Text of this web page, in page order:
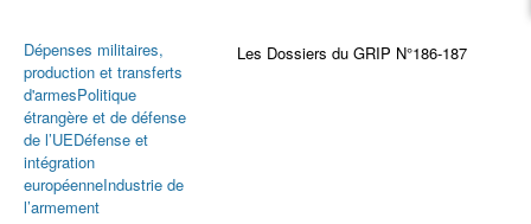
Les Dossiers du GRIP N°186-187
Dépenses militaires,
production et transferts
d'armesPolitique
étrangère et de défense
de l’UEDéfense et
intégration
européenneIndustrie de
l’armement